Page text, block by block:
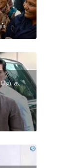
வெ. க.